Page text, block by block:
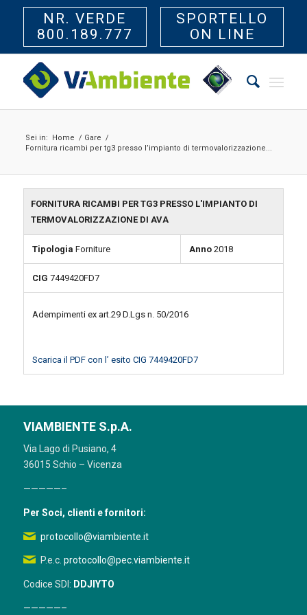
NR. VERDE
800.189.777
SPORTELLO
ON LINE
Sei in: Home / Gare /
Fornitura ricambi per tg3 presso l’impianto di termovalorizzazione...
FORNITURA RICAMBI PER TG3 PRESSO L'IMPIANTO DI
TERMOVALORIZZAZIONE DI AVA
Tipologia Forniture Anno2018
CIG 7449420FD7
Adempimenti ex art.29 D.Lgs n. 50/2016
Scarica il PDF con l’ esito CIG 7449420FD7
VIAMBIENTE S.p.A.
Via Lago di Pusiano, 4
36015 Schio – Vicenza
—————–
Per Soci, clienti e fornitori:
protocollo@viambiente.it
P.e.c. protocollo@pec.viambiente.it
Codice SDI: DDJIYTO
—————–